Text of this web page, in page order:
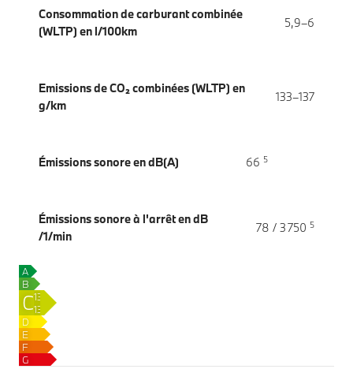
Consommation de carburant combinée
(WLTP) en l/100km
5,9–6
Emissions de CO₂ combinées (WLTP) en
g/km
133–137
Émissions sonore en dB(A) 66 5
Émissions sonore à l'arrêt en dB
/1/min
78 / 3 750 5
A
B
C133–
137
CO₂/km
D
E
F
G